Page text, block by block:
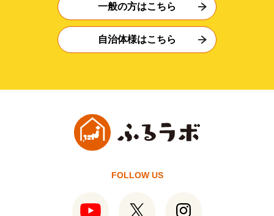
一般の方はこちら
自治体様はこちら
FOLLOW US